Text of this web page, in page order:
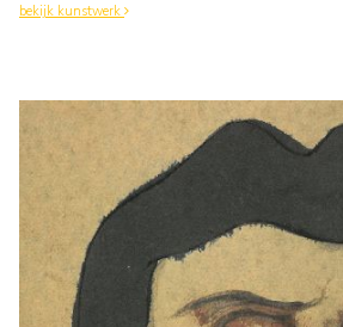
bekijk kunstwerk